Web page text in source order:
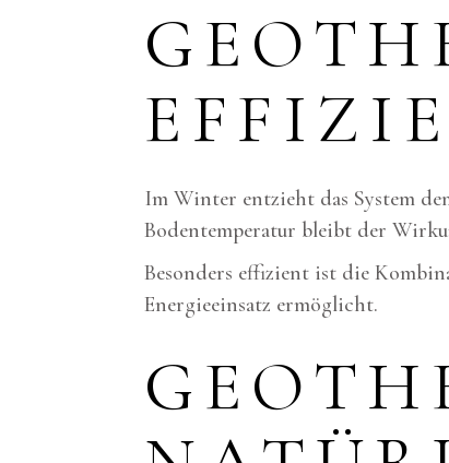
Im Winter entzieht das System
Bodentemperatur bleibt der
Besonders effizient ist die
Energieeinsatz ermöglicht.